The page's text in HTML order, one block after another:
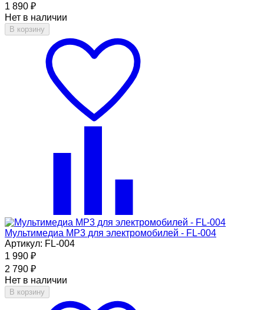
1 890 ₽
Нет в наличии
В корзину
Мультимедиа MP3 для электромобилей - FL-004
Артикул: FL-004
1 990 ₽
2 790 ₽
Нет в наличии
В корзину